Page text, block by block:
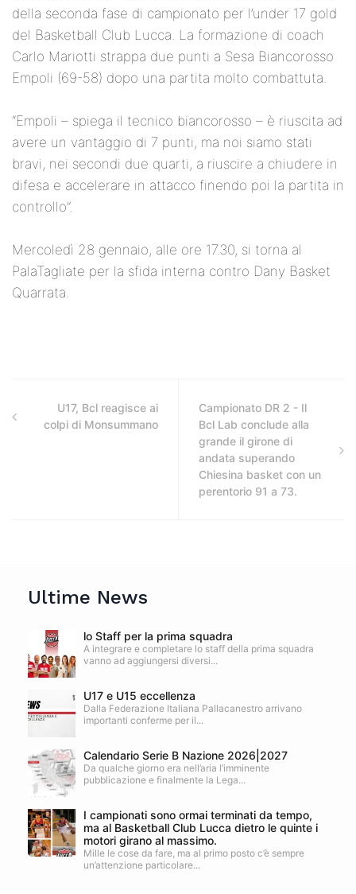
della seconda fase di campionato per l’under 17 gold
del Basketball Club Lucca. La formazione di coach
Carlo Mariotti strappa due punti a Sesa Biancorosso
Empoli (69-58) dopo una partita molto combattuta.
“Empoli – spiega il tecnico biancorosso – è riuscita ad
avere un vantaggio di 7 punti, ma noi siamo stati
bravi, nei secondi due quarti, a riuscire a chiudere in
difesa e accelerare in attacco finendo poi la partita in
controllo”.
Mercoledì 28 gennaio, alle ore 17.30, si torna al
PalaTagliate per la sfida interna contro Dany Basket
Quarrata.
U17, Bcl reagisce ai
colpi di Monsummano
Campionato DR 2 - Il
Bcl Lab conclude alla
grande il girone di
andata superando
Chiesina basket con un
perentorio 91 a 73.
Ultime News
lo Staff per la prima squadra
A integrare e completare lo staff della prima squadra
vanno ad aggiungersi diversi...
U17 e U15 eccellenza
Dalla Federazione Italiana Pallacanestro arrivano
importanti conferme per il...
Calendario Serie B Nazione 2026|2027
Da qualche giorno era nell’aria l’imminente
pubblicazione e finalmente la Lega...
I campionati sono ormai terminati da tempo,
ma al Basketball Club Lucca dietro le quinte i
motori girano al massimo.
Mille le cose da fare, ma al primo posto c’è sempre
un’attenzione particolare...